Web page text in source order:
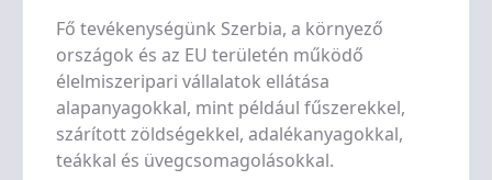
Fő tevékenységünk Szerbia, a környező
országok és az EU területén működő
élelmiszeripari vállalatok ellátása
alapanyagokkal, mint például fűszerekkel,
szárított zöldségekkel, adalékanyagokkal,
teákkal és üvegcsomagolásokkal.